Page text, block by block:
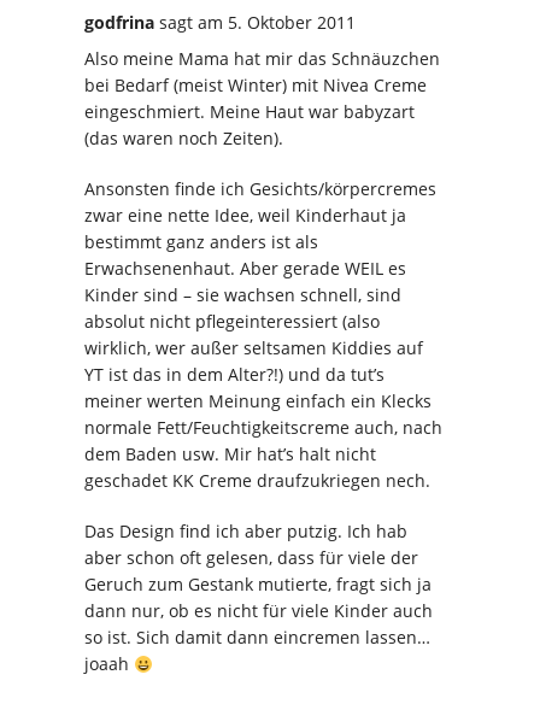
godfrina sagt am 5. Oktober 2011
Also meine Mama hat mir das Schnäuzchen
bei Bedarf (meist Winter) mit Nivea Creme
eingeschmiert. Meine Haut war babyzart
(das waren noch Zeiten).
Ansonsten finde ich Gesichts/körpercremes
zwar eine nette Idee, weil Kinderhaut ja
bestimmt ganz anders ist als
Erwachsenenhaut. Aber gerade WEIL es
Kinder sind – sie wachsen schnell, sind
absolut nicht pflegeinteressiert (also
wirklich, wer außer seltsamen Kiddies auf
YT ist das in dem Alter?!) und da tut’s
meiner werten Meinung einfach ein Klecks
normale Fett/Feuchtigkeitscreme auch, nach
dem Baden usw. Mir hat’s halt nicht
geschadet KK Creme draufzukriegen nech.
Das Design find ich aber putzig. Ich hab
aber schon oft gelesen, dass für viele der
Geruch zum Gestank mutierte, fragt sich ja
dann nur, ob es nicht für viele Kinder auch
so ist. Sich damit dann eincremen lassen…
joaah